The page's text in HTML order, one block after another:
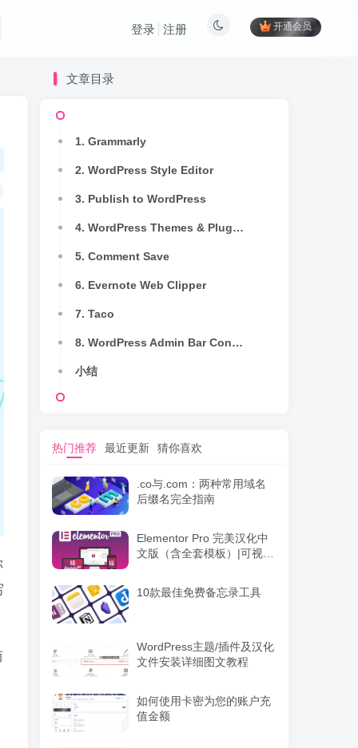
开通会员
登录 注册
文章目录
1. Grammarly
2. WordPress Style Editor
3. Publish to WordPress
4. WordPress Themes & Plugin Detector
5. Comment Save
6. Evernote Web Clipper
7. Taco
8. WordPress Admin Bar Control
小结
热门推荐 最近更新 猜你喜欢
.co与.com：两种常用域名
后缀名完全指南
Elementor Pro 完美汉化中
文版（含全套模板）|可视化
10款最佳免费备忘录工具
WordPress主题/插件及汉化
文件安装详细图文教程
如何使用卡密为您的账户充
值金额